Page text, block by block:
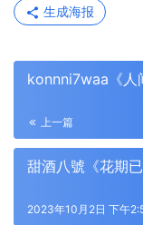
生成海报
konnni7waa《人
上一篇
甜酒八號《花期
2023年10月2日 下午